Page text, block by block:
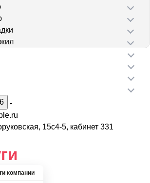
15с4-5, кабинет 331
компании